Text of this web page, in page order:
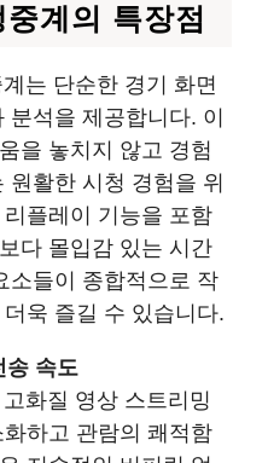
계의 특장점
는 단순한 경기 화면
석을 제공합니다. 이
을 놓치지 않고 경험
활한 시청 경험을 위
플레이 기능을 포함
다 몰입감 있는 시간
소들이 종합적으로 작
욱 즐길 수 있습니다.
송 속도
화질 영상 스트리밍
하고 관람의 쾌적함